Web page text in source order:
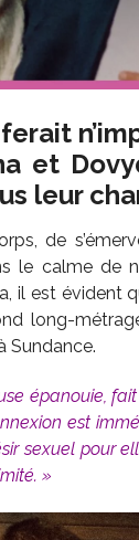
et
leur
de
le calme de
il est évident
long-
Sundance.
épanouie,
est
sexuel pour
»